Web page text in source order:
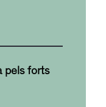
pels forts